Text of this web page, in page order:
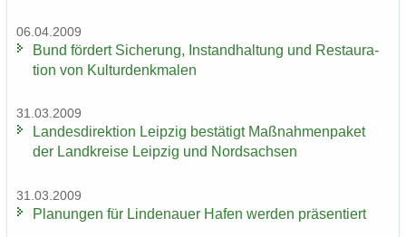
06.04.2009
Bund för­dert Si­che­rung, In­stand­hal­tung und Re­stau­ra­
ti­on von Kul­tur­denk­ma­len
31.03.2009
Lan­des­di­rek­ti­on Leip­zig be­stä­tigt Maß­nah­men­pa­ket
der Land­krei­se Leip­zig und Nord­sach­sen
31.03.2009
Pla­nun­gen für Lin­de­nau­er Hafen wer­den prä­sen­tiert